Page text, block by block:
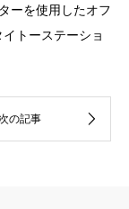
ーを使用したオフ
トーステーショ